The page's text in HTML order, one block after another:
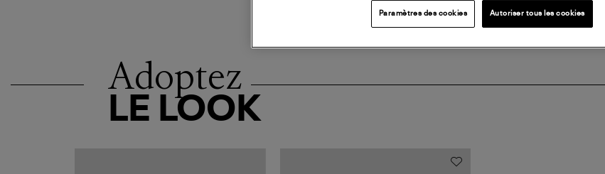
Adoptez
LE LOOK
Paramètres des cookies Autoriser tous les cookies